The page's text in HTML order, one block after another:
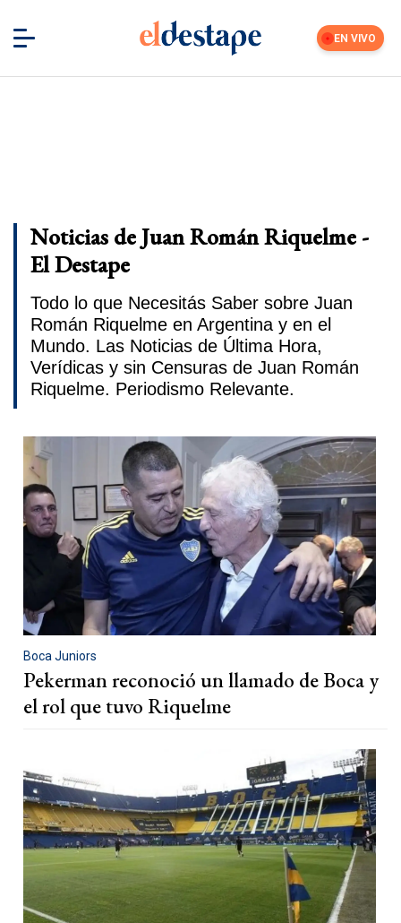
EN VIVO
Noticias de Juan Román Riquelme -
El Destape
Todo lo que Necesitás Saber sobre Juan
Román Riquelme en Argentina y en el
Mundo. Las Noticias de Última Hora,
Verídicas y sin Censuras de Juan Román
Riquelme. Periodismo Relevante.
Boca Juniors
Pekerman reconoció un llamado de Boca y
el rol que tuvo Riquelme